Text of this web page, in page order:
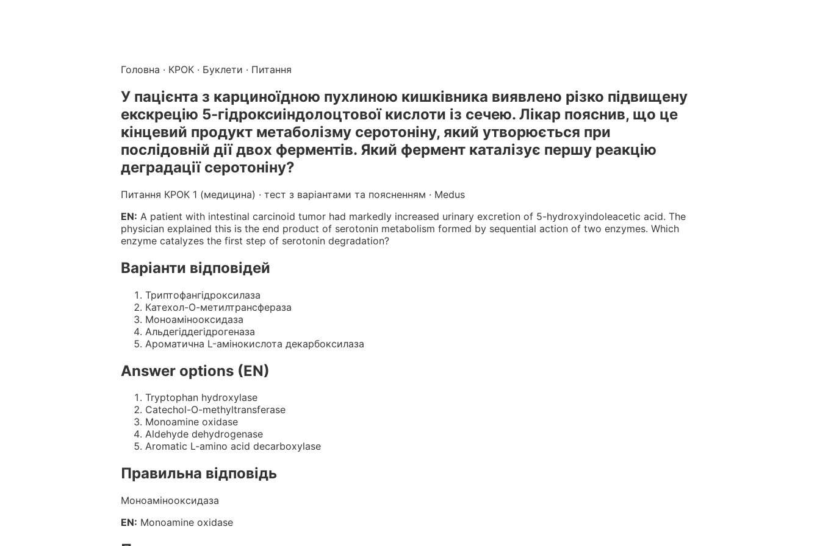
Головна · КРОК · Буклети · Питання
У пацієнта з карциноїдною пухлиною кишківника виявлено різко підвищену
екскрецію 5-гідроксиіндолоцтової кислоти із сечею. Лікар пояснив, що це
кінцевий продукт метаболізму серотоніну, який утворюється при
послідовній дії двох ферментів. Який фермент каталізує першу реакцію
деградації серотоніну?
Питання КРОК 1 (медицина) · тест з варіантами та поясненням · Medus
EN: A patient with intestinal carcinoid tumor had markedly increased urinary excretion of 5-hydroxyindoleacetic acid. The
physician explained this is the end product of serotonin metabolism formed by sequential action of two enzymes. Which
enzyme catalyzes the first step of serotonin degradation?
Варіанти відповідей
Триптофангідроксилаза
Катехол-О-метилтрансфераза
Моноамінооксидаза
Альдегіддегідрогеназа
Ароматична L-амінокислота декарбоксилаза
Answer options (EN)
Tryptophan hydroxylase
Catechol-O-methyltransferase
Monoamine oxidase
Aldehyde dehydrogenase
Aromatic L-amino acid decarboxylase
Правильна відповідь
Моноамінооксидаза
EN: Monoamine oxidase